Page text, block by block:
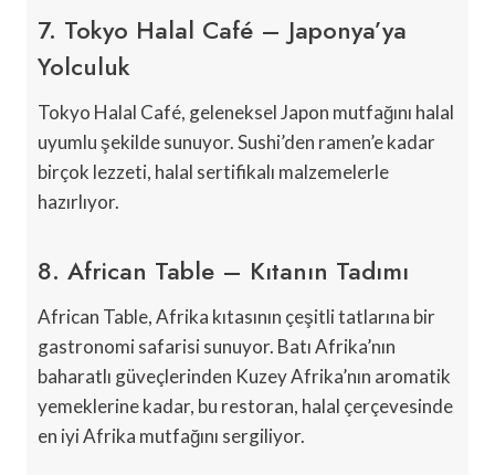
7. Tokyo Halal Café – Japonya’ya
Yolculuk
Tokyo Halal Café, geleneksel Japon mutfağını halal
uyumlu şekilde sunuyor. Sushi’den ramen’e kadar
birçok lezzeti, halal sertifikalı malzemelerle
hazırlıyor.
8. African Table – Kıtanın Tadımı
African Table, Afrika kıtasının çeşitli tatlarına bir
gastronomi safarisi sunuyor. Batı Afrika’nın
baharatlı güveçlerinden Kuzey Afrika’nın aromatik
yemeklerine kadar, bu restoran, halal çerçevesinde
en iyi Afrika mutfağını sergiliyor.